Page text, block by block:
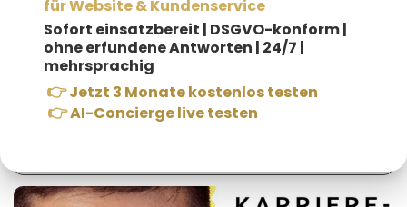
für Website & Kundenservice
Sofort einsatzbereit | DSGVO-konform |
ohne erfundene Antworten | 24/7 |
mehrsprachig
👉Jetzt 3 Monate kostenlos testen
👉AI-Concierge live testen